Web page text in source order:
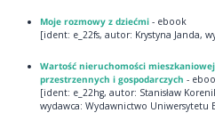
Moje rozmowy z dziećmi- ebook
[ident: e_22fs, autor: Krystyna Janda,
Wartość nieruchomości
przestrzennych i gospodarczych -
[ident: e_22hg, autor: Stanisław
wydawca: Wydawnictwo Uniwersytetu